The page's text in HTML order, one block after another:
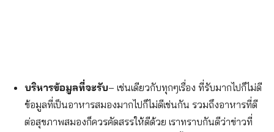
บริหารข้อมูลที่จะรับ– เช่นเดียวกับทุกๆเรื่อง ที่รับมากไปก็ไม่ดี
ข้อมูลที่เป็นอาหารสมองมากไปก็ไม่ดีเช่นกัน รวมถึงอาหารที่ดี
ต่อสุขภาพสมองก็ควรคัดสรรให้ดีด้วย เราทราบกันดีว่าข่าวที่